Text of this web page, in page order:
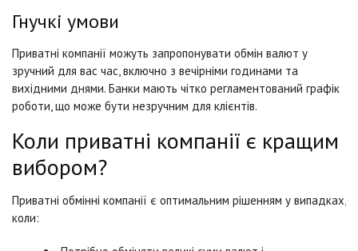
Гнучкі умови
Приватні компанії можуть запропонувати обмін валют у
зручний для вас час, включно з вечірніми годинами та
вихідними днями. Банки мають чітко регламентований графік
роботи, що може бути незручним для клієнтів.
Коли приватні компанії є кращим
вибором?
Приватні обмінні компанії є оптимальним рішенням у випадках,
коли: